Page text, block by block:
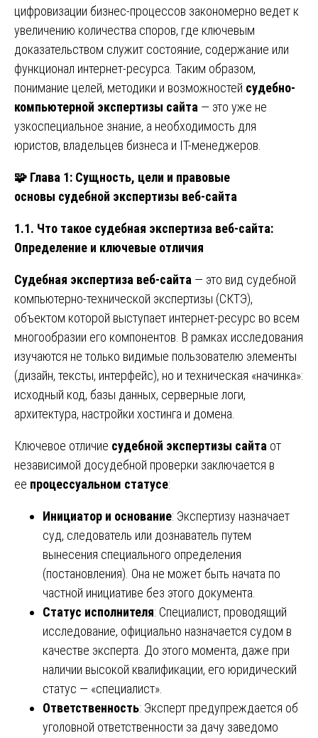
цифровизации бизнес-процессов закономерно ведет к
увеличению количества споров, где ключевым
доказательством служит состояние, содержание или
функционал интернет-ресурса. Таким образом,
понимание целей, методики и возможностей судебно-
компьютерной экспертизы сайта — это уже не
узкоспециальное знание, а необходимость для
юристов, владельцев бизнеса и IT-менеджеров.
🧩 Глава 1: Сущность, цели и правовые
основы судебной экспертизы веб-сайта
1.1. Что такое судебная экспертиза веб-сайта:
Определение и ключевые отличия
Судебная экспертиза веб-сайта — это вид судебной
компьютерно-технической экспертизы (СКТЭ),
объектом которой выступает интернет-ресурс во всем
многообразии его компонентов. В рамках исследования
изучаются не только видимые пользователю элементы
(дизайн, тексты, интерфейс), но и техническая «начинка»:
исходный код, базы данных, серверные логи,
архитектура, настройки хостинга и домена.
Ключевое отличие судебной экспертизы сайта от
независимой досудебной проверки заключается в
ее процессуальном статусе:
Инициатор и основание: Экспертизу назначает
суд, следователь или дознаватель путем
вынесения специального определения
(постановления). Она не может быть начата по
частной инициативе без этого документа.
Статус исполнителя: Специалист, проводящий
исследование, официально назначается судом в
качестве эксперта. До этого момента, даже при
наличии высокой квалификации, его юридический
статус — «специалист».
Ответственность: Эксперт предупреждается об
уголовной ответственности за дачу заведомо